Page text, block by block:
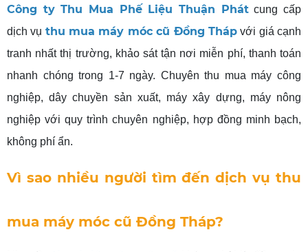
Công ty Thu Mua Phế Liệu Thuận Phátcung cấp
dịch vụ thu mua máy móc cũ Đồng Thápvới giá cạnh
tranh nhất thị trường, khảo sát tận nơi miễn phí, thanh toán
nhanh chóng trong 1-7 ngày. Chuyên thu mua máy công
nghiệp, dây chuyền sản xuất, máy xây dựng, máy nông
nghiệp với quy trình chuyên nghiệp, hợp đồng minh bạch,
không phí ẩn.
Vì sao nhiều người tìm đến dịch vụ thu
mua máy móc cũ Đồng Tháp?